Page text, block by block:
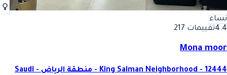
نساء
4.4تقييمات 217
Mona moor
King Salman Neighborhood - 12444 - منطقة الرياض - Saudi